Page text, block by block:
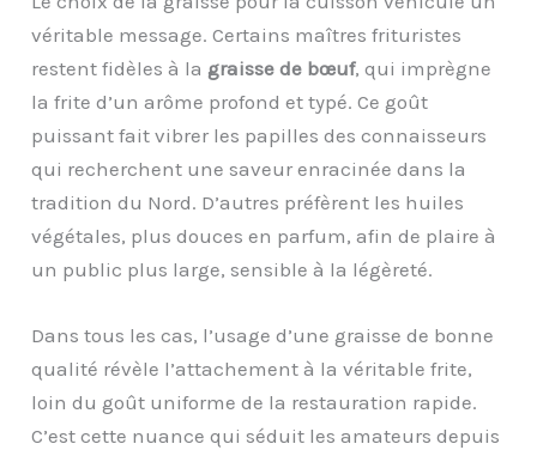
véritable message. Certains maîtres frituristes
restent fidèles à la graisse de bœuf, qui imprègne
la frite d’un arôme profond et typé. Ce goût
puissant fait vibrer les papilles des connaisseurs
qui recherchent une saveur enracinée dans la
tradition du Nord. D’autres préfèrent les huiles
végétales, plus douces en parfum, afin de plaire à
un public plus large, sensible à la légèreté.
Dans tous les cas, l’usage d’une graisse de bonne
qualité révèle l’attachement à la véritable frite,
loin du goût uniforme de la restauration rapide.
C’est cette nuance qui séduit les amateurs depuis